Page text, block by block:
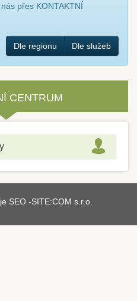
přes KONTAKTNÍ
Dle regionu
Dle služeb
CENTRUM
SEO -SITE:COM s.r.o.